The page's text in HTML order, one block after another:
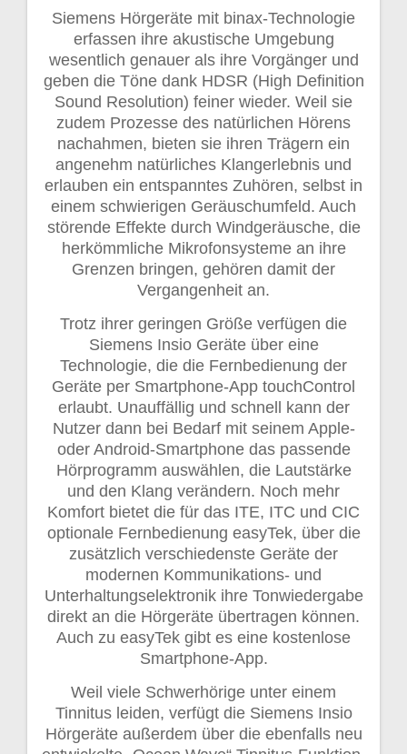
Siemens Hörgeräte mit binax-Technologie
erfassen ihre akustische Umgebung
wesentlich genauer als ihre Vorgänger und
geben die Töne dank HDSR (High Definition
Sound Resolution) feiner wieder. Weil sie
zudem Prozesse des natürlichen Hörens
nachahmen, bieten sie ihren Trägern ein
angenehm natürliches Klangerlebnis und
erlauben ein entspanntes Zuhören, selbst in
einem schwierigen Geräuschumfeld. Auch
störende Effekte durch Windgeräusche, die
herkömmliche Mikrofonsysteme an ihre
Grenzen bringen, gehören damit der
Vergangenheit an.
Trotz ihrer geringen Größe verfügen die
Siemens Insio Geräte über eine
Technologie, die die Fernbedienung der
Geräte per Smartphone-App touchControl
erlaubt. Unauffällig und schnell kann der
Nutzer dann bei Bedarf mit seinem Apple-
oder Android-Smartphone das passende
Hörprogramm auswählen, die Lautstärke
und den Klang verändern. Noch mehr
Komfort bietet die für das ITE, ITC und CIC
optionale Fernbedienung easyTek, über die
zusätzlich verschiedenste Geräte der
modernen Kommunikations- und
Unterhaltungselektronik ihre Tonwiedergabe
direkt an die Hörgeräte übertragen können.
Auch zu easyTek gibt es eine kostenlose
Smartphone-App.
Weil viele Schwerhörige unter einem
Tinnitus leiden, verfügt die Siemens Insio
Hörgeräte außerdem über die ebenfalls neu